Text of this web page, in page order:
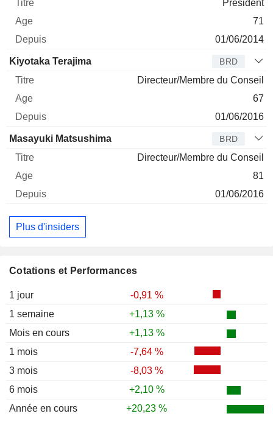
Cotations et Performances
1 jour
-0,91 %
1 semaine
+1,13 %
Mois en cours
+1,13 %
1 mois
-7,64 %
3 mois
-8,03 %
6 mois
+2,10 %
Année en cours
+20,23 %
Président
71
01/06/2014
Kiyotaka Terajima BRD
Directeur/Membre du Conseil
67
01/06/2016
Masayuki Matsushima BRD
Directeur/Membre du Conseil
81
01/06/2016
Plus d'insiders